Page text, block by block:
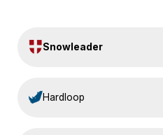
Snowleader
Hardloop